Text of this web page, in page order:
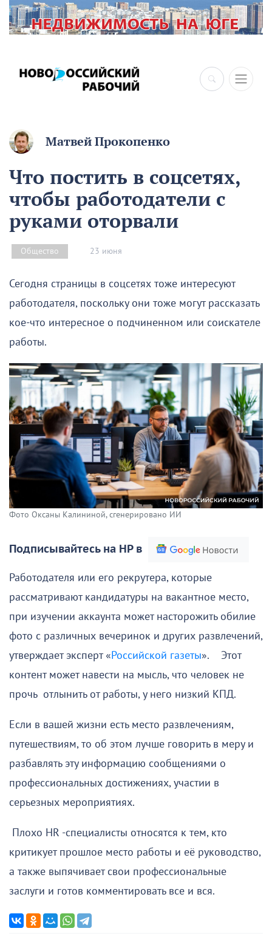
×
Матвей Прокопенко
Что постить в соцсетях,
чтобы работодатели с
руками оторвали
Общество 23 июня
Сегодня страницы в соцсетях тоже интересуют
работодателя, поскольку они тоже могут рассказать
кое-что интересное о подчиненном или соискателе
работы.
Фото Оксаны Калининой, сгенерировано ИИ
Подписывайтесь на НР в
Работодателя или его рекрутера, которые
рассматривают кандидатуры на вакантное место,
при изучении аккаунта может насторожить обилие
фото с различных вечеринок и других развлечений,
утверждает эксперт «Российской газеты». Этот
контент может навести на мысль, что человек не
прочь отлынить от работы, у него низкий КПД.
Если в вашей жизни есть место развлечениям,
путешествиям, то об этом лучше говорить в меру и
разбавлять эту информацию сообщениями о
профессиональных достижениях, участии в
серьезных мероприятиях.
Плохо HR -специалисты относятся к тем, кто
критикует прошлое место работы и её руководство,
а также выпячивает свои профессиональные
заслуги и готов комментировать все и вся.